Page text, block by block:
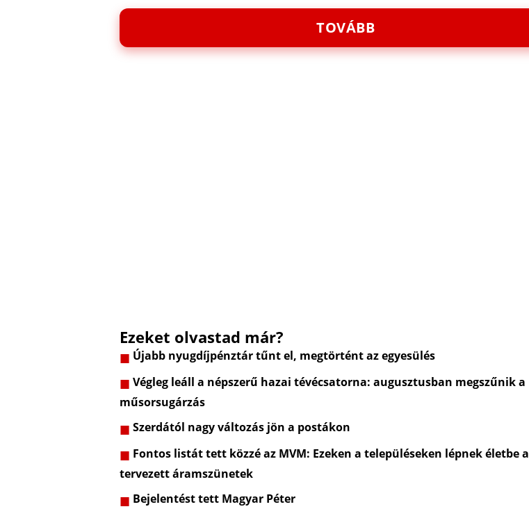
TOVÁBB
Ezeket olvastad már?
Újabb nyugdíjpénztár tűnt el, megtörtént az egyesülés
Végleg leáll a népszerű hazai tévécsatorna: augusztusban megszűnik a
műsorsugárzás
Szerdától nagy változás jön a postákon
Fontos listát tett közzé az MVM: Ezeken a településeken lépnek életbe a
tervezett áramszünetek
Bejelentést tett Magyar Péter